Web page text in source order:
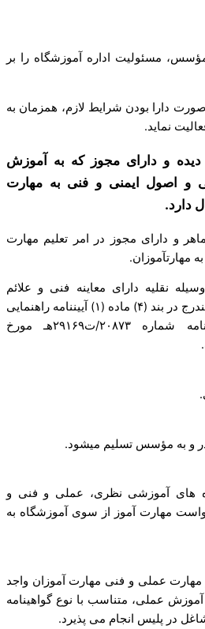
مسئولیت اداره آموزشگاه را بر
دارا بودن شرایط لازم، همزمان به
نماید.
و دارای مجوز که به آموزش
و اصول ایمنی و فنی به مهارت
دارد.
و دارای مجوز در امر تعلیم مهارت
مهارت­آموزان.
نقلیه­ دارای معاینه فنی و علائم
مشخص، تجهیزات و شرایط مندرج در بند (۴) ماده (۱) آیین­نامه راهنمایی
و رانندگی موضوع تصویب­نامه شماره ۲۰۸۷۳/ت۲۹۱۶۹هـ مورخ
و به مؤسس تسلیم می­شود.
های آموزشی نظری، عملی و فنی و
مهارت آموز از سوی آموزشگاه به
عملی و فنی مهارت آموزان واجد
عملی، متناسب با نوع گواهینامه
در پلیس انجام می پذیرد.